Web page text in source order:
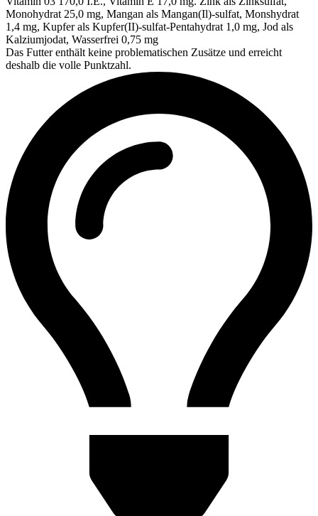
Monohydrat 25,0 mg, Mangan als Mangan(Il)-sulfat, Monshydrat
1,4 mg, Kupfer als Kupfer(II)-sulfat-Pentahydrat 1,0 mg, Jod als
Kalziumjodat, Wasserfrei 0,75 mg
Das Futter enthält keine problematischen Zusätze und erreicht
deshalb die volle Punktzahl.